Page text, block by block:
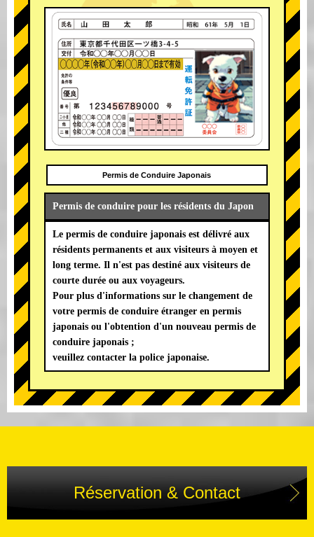
Permis de Conduire Japonais
Permis de conduire pour les résidents du Japon
Le permis de conduire japonais est délivré aux
résidents permanents et aux visiteurs à moyen et
long terme. Il n'est pas destiné aux visiteurs de
courte durée ou aux voyageurs.
Pour plus d'informations sur le changement de
votre permis de conduire étranger en permis
japonais ou l'obtention d'un nouveau permis de
conduire japonais ;
veuillez contacter la police japonaise.
Réservation & Contact